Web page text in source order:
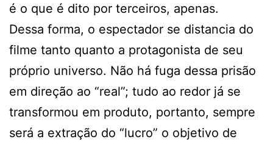
é o que é dito por terceiros, apenas.
Dessa forma, o espectador se distancia do
filme tanto quanto a protagonista de seu
próprio universo. Não há fuga dessa prisão
em direção ao “real”; tudo ao redor já se
transformou em produto, portanto, sempre
será a extração do “lucro” o objetivo de